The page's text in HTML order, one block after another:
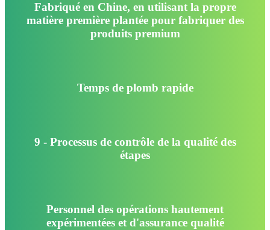
Fabriqué en Chine, en utilisant la propre
matière première plantée pour fabriquer des
produits premium
Temps de plomb rapide
9 - Processus de contrôle de la qualité des
étapes
Personnel des opérations hautement
expérimentées et d'assurance qualité